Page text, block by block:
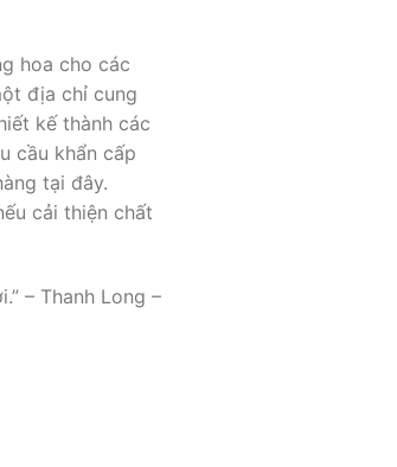
hoa cho các
địa chỉ cung
kế thành các
cầu khẩn cấp
tại đây.
cải thiện chất
– Thanh Long –